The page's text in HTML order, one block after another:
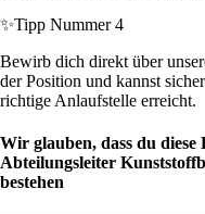
✨Tipp Nummer 4
Bewirb dich direkt über
der Position und kannst
richtige Anlaufstelle erreicht.
Wir glauben, dass du
Abteilungsleiter
bestehen